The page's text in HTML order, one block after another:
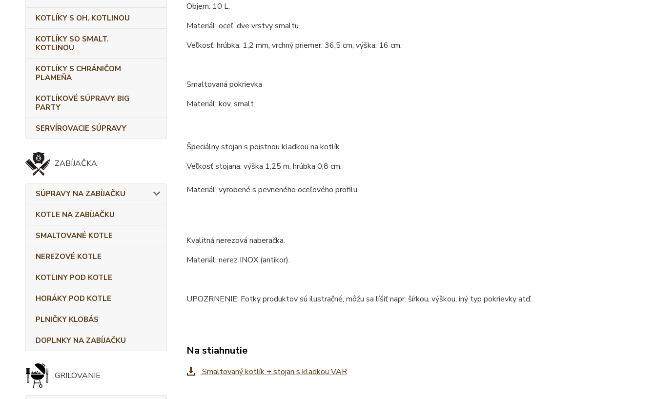
KOTLÍKY S OH. KOTLINOU
KOTLÍKY SO SMALT.
KOTLINOU
KOTLÍKY S CHRÁNIČOM
PLAMEŇA
KOTLÍKOVÉ SÚPRAVY BIG
PARTY
SERVÍROVACIE SÚPRAVY
ZABÍJAČKA
SÚPRAVY NA ZABÍJAČKU
KOTLE NA ZABÍJAČKU
SMALTOVANÉ KOTLE
NEREZOVÉ KOTLE
KOTLINY POD KOTLE
HORÁKY POD KOTLE
PLNIČKY KLOBÁS
DOPLNKY NA ZABÍJAČKU
GRILOVANIE
Objem: 10 L.
Materiál: oceľ, dve vrstvy smaltu.
Veľkosť: hrúbka: 1,2 mm, vrchný priemer: 36,5 cm, výška: 16 cm.
Smaltovaná pokrievka
Materiál: kov, smalt.
Špeciálny stojan s poistnou kladkou na kotlík.
Veľkosť stojana: výška 1,25 m, hrúbka 0,8 cm.
Materiál: vyrobené s pevneného oceľového profilu.
Kvalitná nerezová naberačka.
Materiál: nerez INOX (antikor).
UPOZRNENIE: Fotky produktov sú ilustračné, môžu sa líšiť napr. šírkou, výškou, iný typ pokrievky atď.
Na stiahnutie
Smaltovaný kotlík + stojan s kladkou VAR